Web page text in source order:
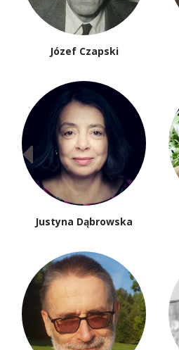
Józef Czapski
Justyna Dąbrowska